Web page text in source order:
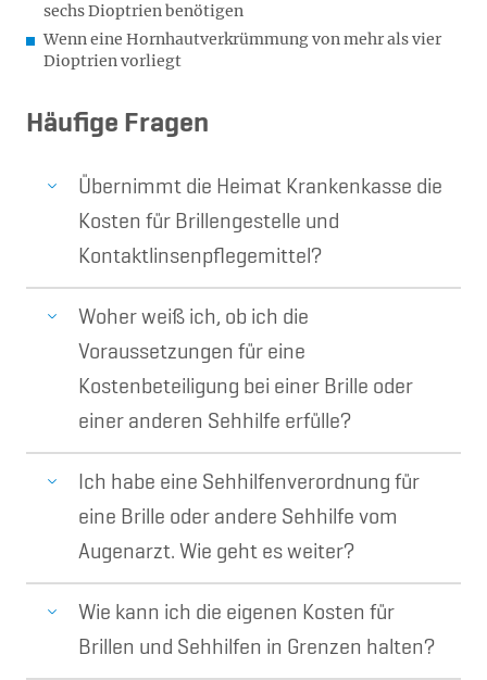
sechs Dioptrien benötigen
Wenn eine Hornhautverkrümmung von mehr als vier
Dioptrien vorliegt
Häufige Fragen
Übernimmt die Heimat Krankenkasse die
Kosten für Brillengestelle und
Kontaktlinsenpflegemittel?
Woher weiß ich, ob ich die
Voraussetzungen für eine
Kostenbeteiligung bei einer Brille oder
einer anderen Sehhilfe erfülle?
Ich habe eine Sehhilfenverordnung für
eine Brille oder andere Sehhilfe vom
Augenarzt. Wie geht es weiter?
Wie kann ich die eigenen Kosten für
Brillen und Sehhilfen in Grenzen halten?